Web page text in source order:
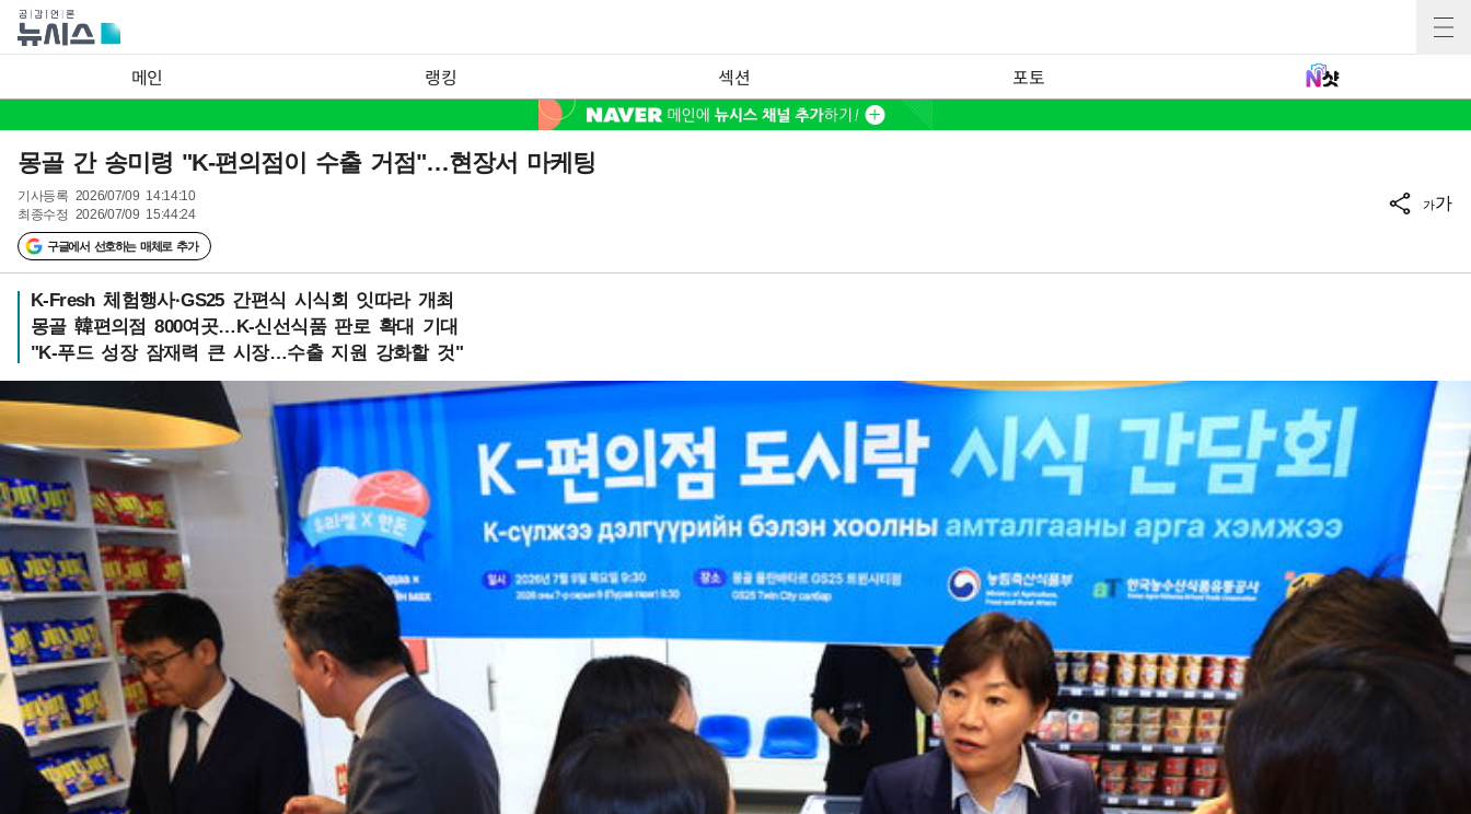
메인 랭킹 섹션 포토
몽골 간 송미령 "K-편의점이 수출 거점"…현장서 마케팅
기사등록 2026/07/09 14:14:10
최종수정 2026/07/09 15:44:24
구글에서 선호하는 매체로 추가
가가
K-Fresh 체험행사·GS25 간편식 시식회 잇따라 개최
몽골 韓편의점 800여곳…K-신선식품 판로 확대 기대
"K-푸드 성장 잠재력 큰 시장…수출 지원 강화할 것"